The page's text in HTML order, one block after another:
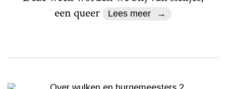
een queer
Lees meer